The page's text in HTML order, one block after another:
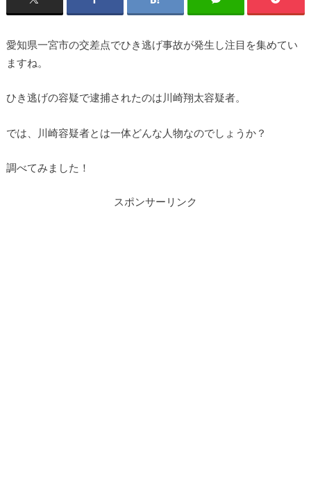
愛知県一宮市の交差点でひき逃げ事故が発生し注目を集めてい
ますね。
ひき逃げの容疑で逮捕されたのは川崎翔太容疑者。
では、川崎容疑者とは一体どんな人物なのでしょうか？
調べてみました！
スポンサーリンク